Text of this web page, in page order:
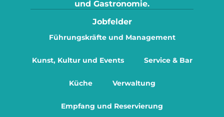
und Gastronomie.
Jobfelder
Führungskräfte und Management
Kunst, Kultur und Events Service & Bar
Küche Verwaltung
Empfang und Reservierung